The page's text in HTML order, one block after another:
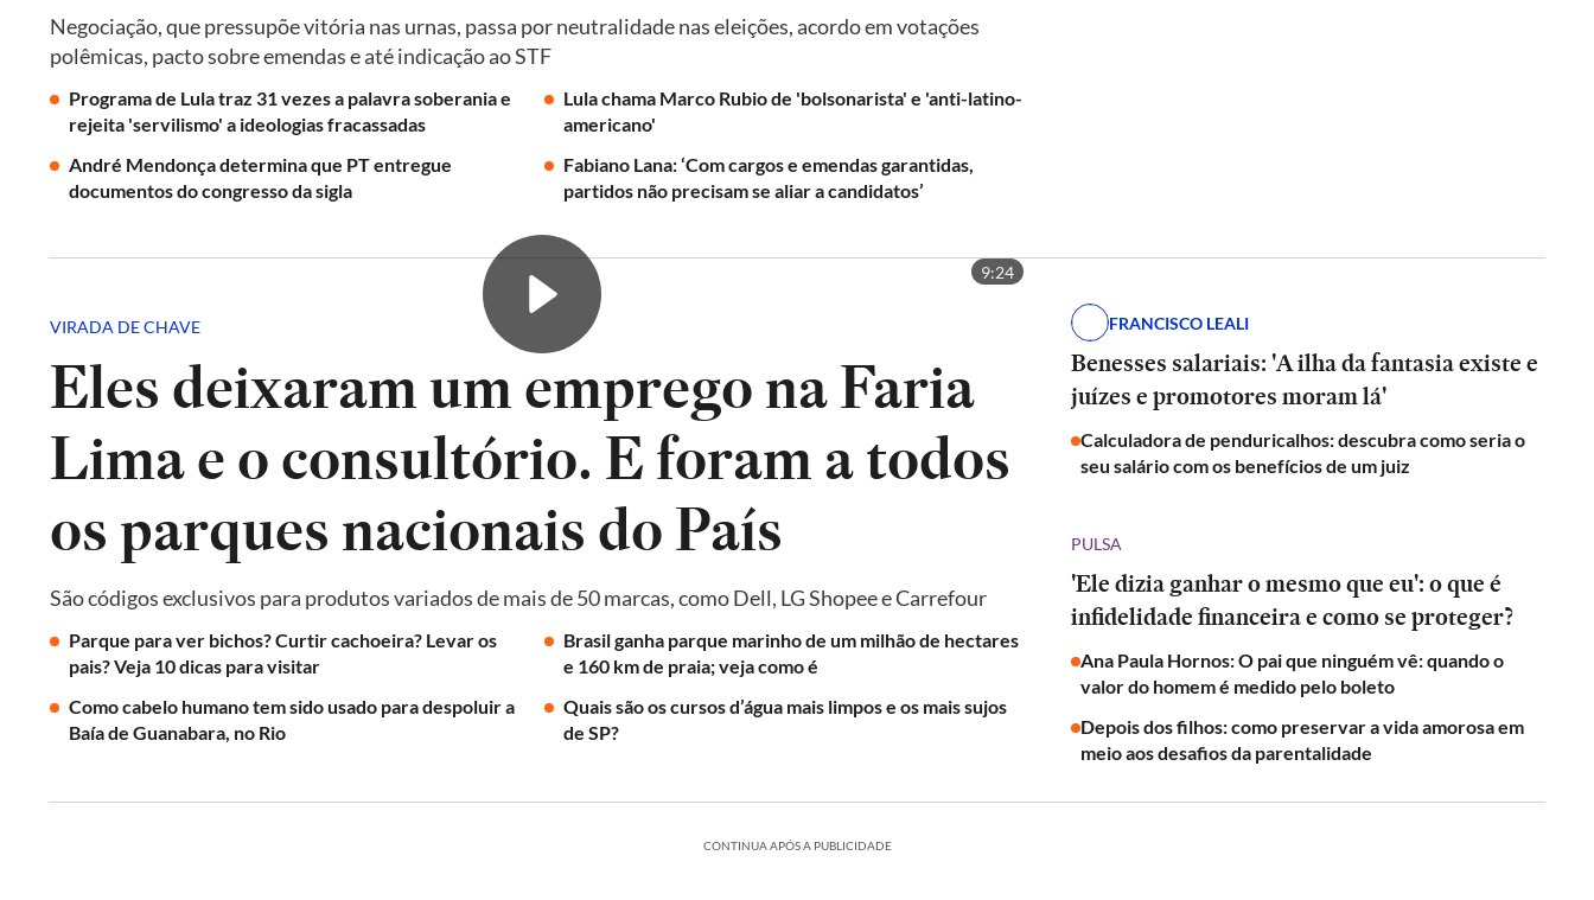
Negociação, que pressupõe vitória nas urnas, passa por neutralidade nas eleições, acordo em votações
polêmicas, pacto sobre emendas e até indicação ao STF
Programa de Lula traz 31 vezes a palavra soberania e
rejeita 'servilismo' a ideologias fracassadas
Lula chama Marco Rubio de 'bolsonarista' e 'anti-latino-
americano'
André Mendonça determina que PT entregue
documentos do congresso da sigla
Fabiano Lana: ‘Com cargos e emendas garantidas,
partidos não precisam se aliar a candidatos’
9:24
VIRADA DE CHAVE
Eles deixaram um emprego na Faria
Lima e o consultório. E foram a todos
os parques nacionais do País
São códigos exclusivos para produtos variados de mais de 50 marcas, como Dell, LG Shopee e Carrefour
Parque para ver bichos? Curtir cachoeira? Levar os
pais? Veja 10 dicas para visitar
Brasil ganha parque marinho de um milhão de hectares
e 160 km de praia; veja como é
Como cabelo humano tem sido usado para despoluir a
Baía de Guanabara, no Rio
Quais são os cursos d’água mais limpos e os mais sujos
de SP?
FRANCISCO LEALI
Benesses salariais: 'A ilha da fantasia existe e
juízes e promotores moram lá'
Calculadora de penduricalhos: descubra como seria o
seu salário com os benefícios de um juiz
PULSA
'Ele dizia ganhar o mesmo que eu': o que é
infidelidade financeira e como se proteger?
Ana Paula Hornos: O pai que ninguém vê: quando o
valor do homem é medido pelo boleto
Depois dos filhos: como preservar a vida amorosa em
meio aos desafios da parentalidade
CONTINUA APÓS A PUBLICIDADE